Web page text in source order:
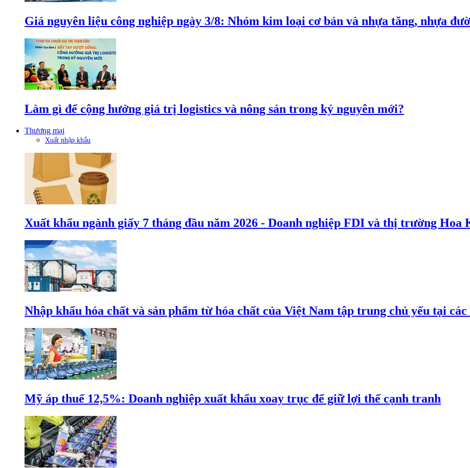
Giá nguyên liệu công nghiệp ngày 3/8: Nhóm kim loại cơ bản và nhựa tăng, nhựa
Làm gì để cộng hưởng giá trị logistics và nông sản trong kỷ nguyên mới?
Thương mại
Xuất nhập khẩu
Xuất khẩu ngành giấy 7 tháng đầu năm 2026 - Doanh nghiệp FDI và thị trường Hoa
Nhập khẩu hóa chất và sản phẩm từ hóa chất của Việt Nam tập trung chủ yếu tại
Mỹ áp thuế 12,5%: Doanh nghiệp xuất khẩu xoay trục để giữ lợi thế cạnh tranh